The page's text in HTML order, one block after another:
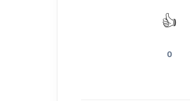
👍
0